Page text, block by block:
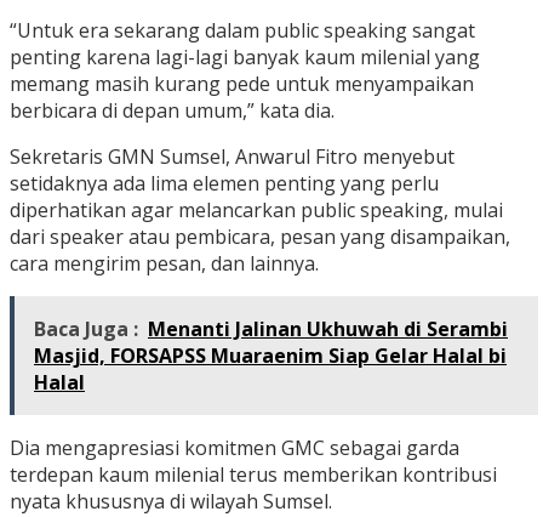
“Untuk era sekarang dalam public speaking sangat
penting karena lagi-lagi banyak kaum milenial yang
memang masih kurang pede untuk menyampaikan
berbicara di depan umum,” kata dia.
Sekretaris GMN Sumsel, Anwarul Fitro menyebut
setidaknya ada lima elemen penting yang perlu
diperhatikan agar melancarkan public speaking, mulai
dari speaker atau pembicara, pesan yang disampaikan,
cara mengirim pesan, dan lainnya.
Baca Juga : Menanti Jalinan Ukhuwah di Serambi
Masjid, FORSAPSS Muaraenim Siap Gelar Halal bi
Halal
Dia mengapresiasi komitmen GMC sebagai garda
terdepan kaum milenial terus memberikan kontribusi
nyata khususnya di wilayah Sumsel.